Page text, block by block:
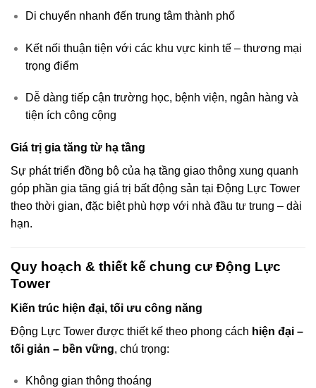
Di chuyển nhanh đến trung tâm thành phố
Kết nối thuận tiện với các khu vực kinh tế – thương mại
trọng điểm
Dễ dàng tiếp cận trường học, bệnh viện, ngân hàng và
tiện ích công cộng
Giá trị gia tăng từ hạ tầng
Sự phát triển đồng bộ của hạ tầng giao thông xung quanh
góp phần gia tăng giá trị bất động sản tại Động Lực Tower
theo thời gian, đặc biệt phù hợp với nhà đầu tư trung – dài
hạn.
Quy hoạch & thiết kế chung cư Động Lực
Tower
Kiến trúc hiện đại, tối ưu công năng
Động Lực Tower được thiết kế theo phong cách hiện đại –
tối giản – bền vững, chú trọng:
Không gian thông thoáng